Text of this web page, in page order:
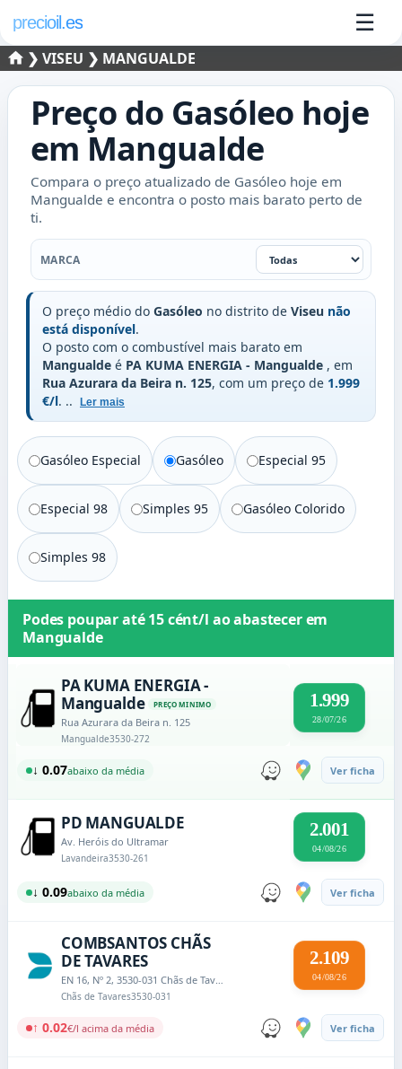
precioil.es ☰
❯VISEU ❯ MANGUALDE
Preço do Gasóleo hoje
em Mangualde
Compara o preço atualizado de Gasóleo hoje em
Mangualde e encontra o posto mais barato perto de
ti.
Marca
MARCA
O preço médio do Gasóleo no distrito de Viseu não
está disponível.
O posto com o combustível mais barato em
Mangualde é PA KUMA ENERGIA - Mangualde , em
Rua Azurara da Beira n. 125, com um preço de 1.999
€/l. .. Ler mais
Gasóleo Especial Gasóleo Especial 95
Especial 98 Simples 95 Gasóleo Colorido
Simples 98
Podes poupar até15 cént/l ao abastecer em
Mangualde
PA KUMA ENERGIA -
Mangualde
PREÇO MINIMO
Rua Azurara da Beira n. 125
Mangualde3530-272
1.999
28/07/26
↓ 0.07abaixo da média Ver ficha
PD MANGUALDE
Av. Heróis do Ultramar
Lavandeira3530-261
2.001
04/08/26
↓ 0.09abaixo da média Ver ficha
COMBSANTOS CHÃS
DE TAVARES
EN 16, Nº 2, 3530-031 Chãs de Tavares
Chãs de Tavares3530-031
2.109
04/08/26
↑ 0.02€/l acima da média Ver ficha